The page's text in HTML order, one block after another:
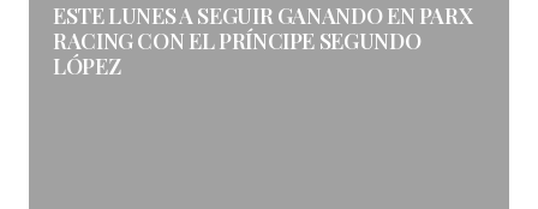
Guarda mi nombre, correo electrónico y web en
este navegador para la próxima vez que
comente.
ESTE LUNES A SEGUIR GANANDO EN PARX
RACING CON EL PRÍNCIPE SEGUNDO
LÓPEZ